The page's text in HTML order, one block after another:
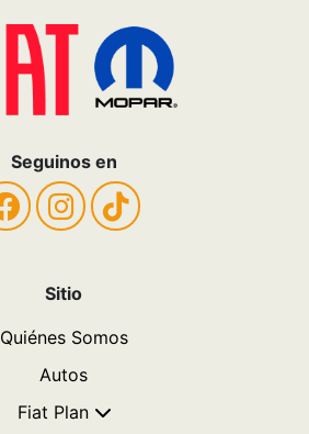
Seguinos en
Sitio
Quiénes Somos
Autos
Fiat Plan